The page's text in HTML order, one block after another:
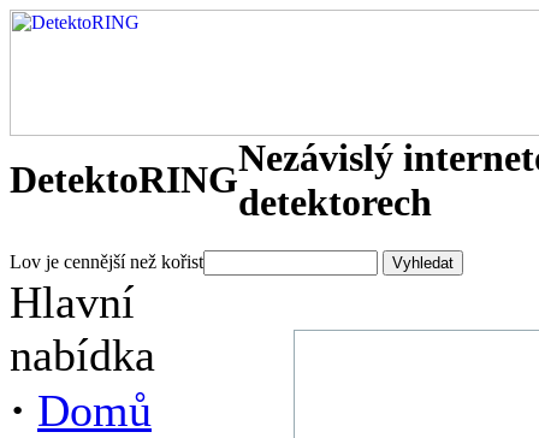
DetektoRINGNezávislý
detektorech
Lov je cennější než kořist
Hlavní
nabídka
· Domů